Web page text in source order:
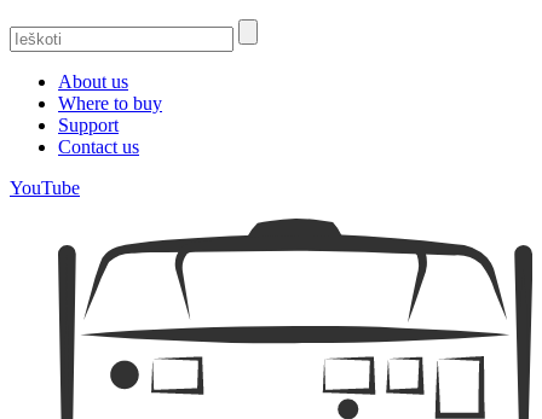
About us
Where to buy
Support
Contact us
YouTube